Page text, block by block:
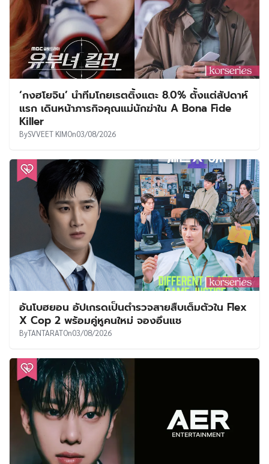
‘กงฮโยจิน’ นำทีมโกยเรตติ้งแตะ 8.0% ตั้งแต่สัปดาห์
แรก เดินหน้าภารกิจคุณแม่นักฆ่าใน A Bona Fide
Killer
BySVVEET KIMOn03/08/2026
อันโบฮยอน อัปเกรดเป็นตำรวจสายสืบเต็มตัวใน Flex
X Cop 2 พร้อมคู่หูคนใหม่ จองอึนแช
ByTANTARATOn03/08/2026